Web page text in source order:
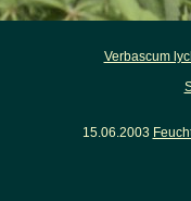
Verbascum
15.06.2003